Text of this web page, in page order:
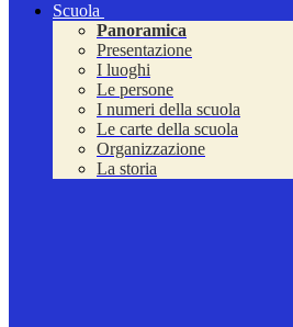
Scuola
Panoramica
Presentazione
I luoghi
Le persone
I numeri della scuola
Le carte della scuola
Organizzazione
La storia